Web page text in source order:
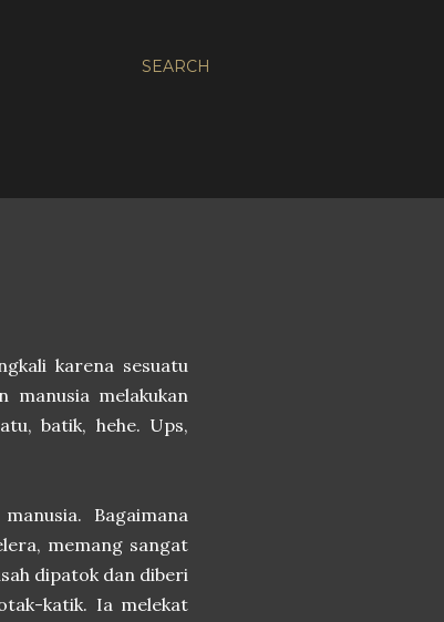
SEARCH
karena sesuatu
manusia melakukan
batik, hehe. Ups,
Bagaimana
memang sangat
dipatok dan diberi
katik. Ia melekat